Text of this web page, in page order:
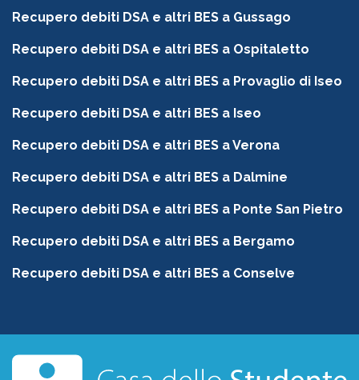
Recupero debiti DSA e altri BES a Gussago
Recupero debiti DSA e altri BES a Ospitaletto
Recupero debiti DSA e altri BES a Provaglio di Iseo
Recupero debiti DSA e altri BES a Iseo
Recupero debiti DSA e altri BES a Verona
Recupero debiti DSA e altri BES a Dalmine
Recupero debiti DSA e altri BES a Ponte San Pietro
Recupero debiti DSA e altri BES a Bergamo
Recupero debiti DSA e altri BES a Conselve